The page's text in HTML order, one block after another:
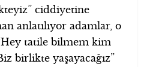
ciddiyetine
anlatılıyor adamlar, o
tatile bilmem kim
birlikte yaşayacağız”